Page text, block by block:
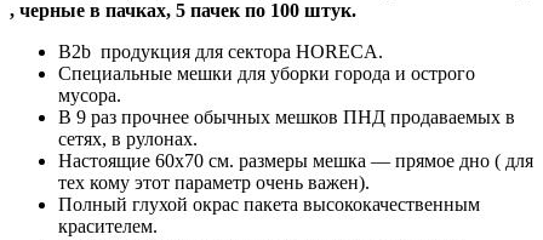
, черные в пачках, 5 пачек по 100 штук.
B2b продукция для сектора HORECA.
Специальные мешки для уборки города и острого
мусора.
В 9 раз прочнее обычных мешков ПНД продаваемых в
сетях, в рулонах.
Настоящие 60х70 см. размеры мешка — прямое дно ( для
тех кому этот параметр очень важен).
Полный глухой окрас пакета высококачественным
красителем.